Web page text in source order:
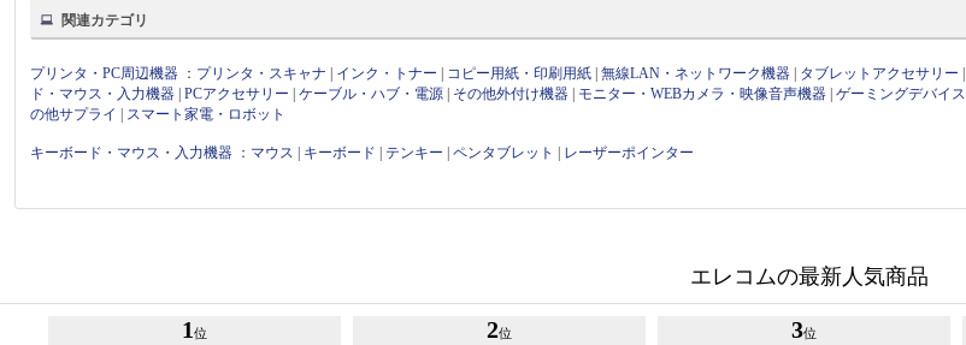
関連カテゴリ
プリンタ・PC周辺機器 ： プリンタ・スキャナ インク・トナー コピー用紙・印刷用紙 |無線LAN・ネットワーク機器 タブレットアクセサリー
ド・マウス・入力機器 |PCアクセサリー |ケーブル・ハブ・電源 その他外付け機器 モニター・WEBカメラ・映像音声機器 |ゲーミングデバイス
の他サプライ
スマート家電・ロボット
キーボード・マウス・入力機器 ： マウス キーボード テンキー |ペンタブレット レーザーポインター
エレコムの最新人気商品
1 位 2位 3位